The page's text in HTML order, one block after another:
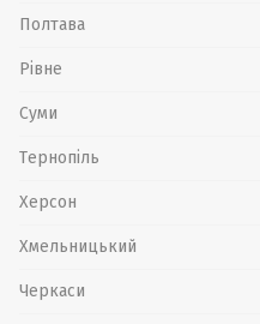
Полтава
Рівне
Суми
Тернопіль
Херсон
Хмельницький
Черкаси